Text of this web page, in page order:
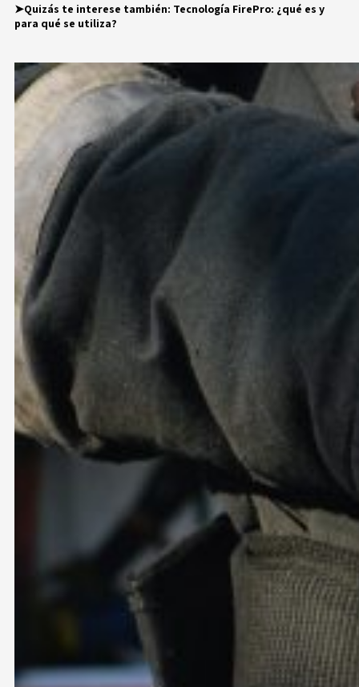
➤Quizás te interese también: Tecnología FirePro: ¿qué es y
para qué se utiliza?